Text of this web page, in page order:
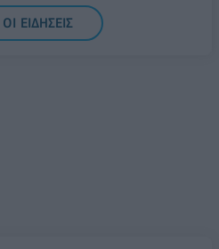
λύση στο ζήτημα των
Τέλος στις χρονοβόρες
ΕΙΔΗΣΕΙΣ